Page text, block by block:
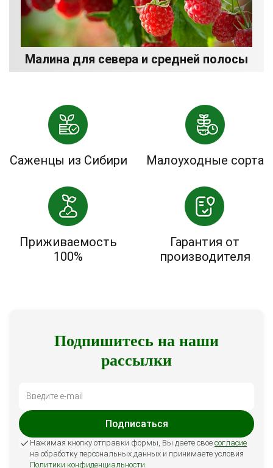
Малина для севера и средней полосы
Саженцы из Сибири Малоуходные сорта
Приживаемость
100%
Гарантия от
производителя
Подпишитесь на наши
рассылки
Подписаться
Нажимая кнопку отправки формы, Вы даете свое согласие
на обработку персональных данных и принимаете условия
Политики конфиденциальности.